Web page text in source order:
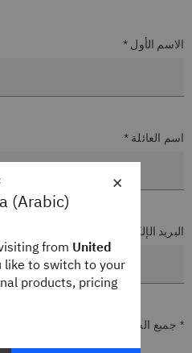
الاسم الأول *
اسم العائلة *
البريد الإلكتروني الخاص بالعمل *
* جميع الحقول مطلوبة
×
(Arabic)
from United
like to switch to your
products, pricing